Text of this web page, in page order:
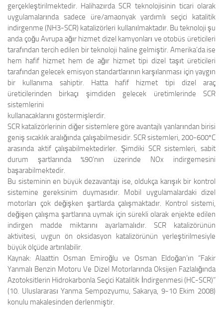
gerçekleştirilmektedir. Halihazırda SCR teknolojisinin ticari olarak
uygulamalarında sadece üre/amaonyak yardımlı seçici katalitik
indirgenme (NH3-SCR) katalizörleri kullanılmaktadır. Bu teknoloji şu
anda çoğu Avrupa ağır hizmet dizel kamyonları ve otobüs üreticileri
tarafından tercih edilen bir teknoloji haline gelmiştir. Amerika’da ise
hem hafif hizmet hem de ağır hizmet tipi dizel taşıt üreticileri
tarafından gelecek emisyon standartlarının karşılanması için yaygın
bir kullanıma sahiptir. Hatta hafif hizmet tipi dizel araç
üreticilerinden birkaçı şimdiden gelecek üretimlerinde SCR
sistemlerini
kullanacaklarını göstermişlerdir.
SCR katalizörlerinin diğer sistemlere göre avantajlı yanlarından birisi
geniş sıcaklık aralığında çalışabilmesidir. SCR sistemleri, 200-600ºC
arasında aktif çalışabilmektedirler. Şimdiki SCR sistemleri, sabit
durum şartlarında %90’nın üzerinde NOx indirgemesini
başarabilmektedir.
Bu sisteminin en büyük dezavantajı ise, oldukça karışık bir kontrol
sistemine gereksinim duymasıdır. Mobil uygulamalardaki dizel
motorları çok değişken şartlarda çalışmaktadır. Kontrol sistemi,
değişen çalışma şartlarına uymak için sürekli olarak enjekte edilen
indirgen madde miktarını ayarlamalıdır. SCR katalizörünün
aktivitesi, uygun ön oksidasyon katalizörünün yerleştirilmesiyle
büyük ölçüde artırılabilir.
Kaynak: Alaattin Osman Emiroğlu ve Osman Eldoğan’ın “Fakir
Yanmalı Benzin Motoru Ve Dizel Motorlarında Oksijen Fazlalığında
Azotoksitlerin Hidrokarbonla Seçici Katalitik İndirgenmesi (HC-SCR)”
(10. Uluslararası Yanma Sempozyumu, Sakarya, 9-10 Ekim 2008)
konulu makalesinden derlenmiştir.